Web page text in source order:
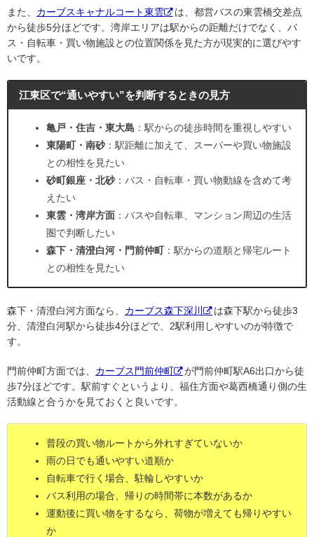
また、 カーブスキャナルコート東雲
は、都営バスの東雲橋交差点
から徒歩5分ほどです。湾岸エリアは駅からの距離だけでなく、バ
ス・自転車・買い物施設との位置関係を見た方が現実的に選びやす
いです。
江東区で“通いやすい”を判断するときの見方
亀戸・住吉・東大島 ：駅からの徒歩時間を重視しやすい
東陽町・南砂：駅距離に加えて、スーパーや買い物施設
との相性を見たい
砂町銀座・北砂：バス・自転車・買い物動線を含めて考
えたい
東雲・湾岸方面 ：バスや自転車、マンション周辺の生活
圏で判断したい
森下・清澄白河・門前仲町：駅からの道順と帰宅ルート
との相性を見たい
森下・清澄白河方面なら、 カーブス森下深川
は森下駅から徒歩3
分、清澄白河駅から徒歩4分ほどで、2駅利用しやすいのが特徴で
す。
門前仲町方面では、 カーブス門前仲町
が門前仲町駅A6出口から徒
歩7分ほどです。駅前すぐというより、福住方面や葛西橋通り側の生
活動線と合うかを見ておくと良いです。
普段の買い物ルートから外れすぎていないか
雨の日でも通いやすい道順か
自転車で行く場合、駐輪しやすいか
バス利用の場合、帰りの時間帯に本数があるか
運動後に買い物をするなら、荷物が増えても帰りやすい
か